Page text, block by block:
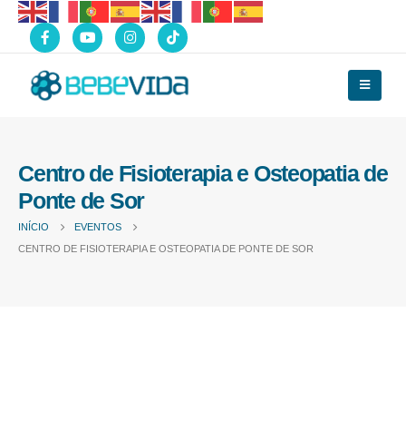
Centro de Fisioterapia e Osteopatia de
Ponte de Sor
INÍCIO
EVENTOS
CENTRO DE FISIOTERAPIA E OSTEOPATIA DE PONTE DE SOR